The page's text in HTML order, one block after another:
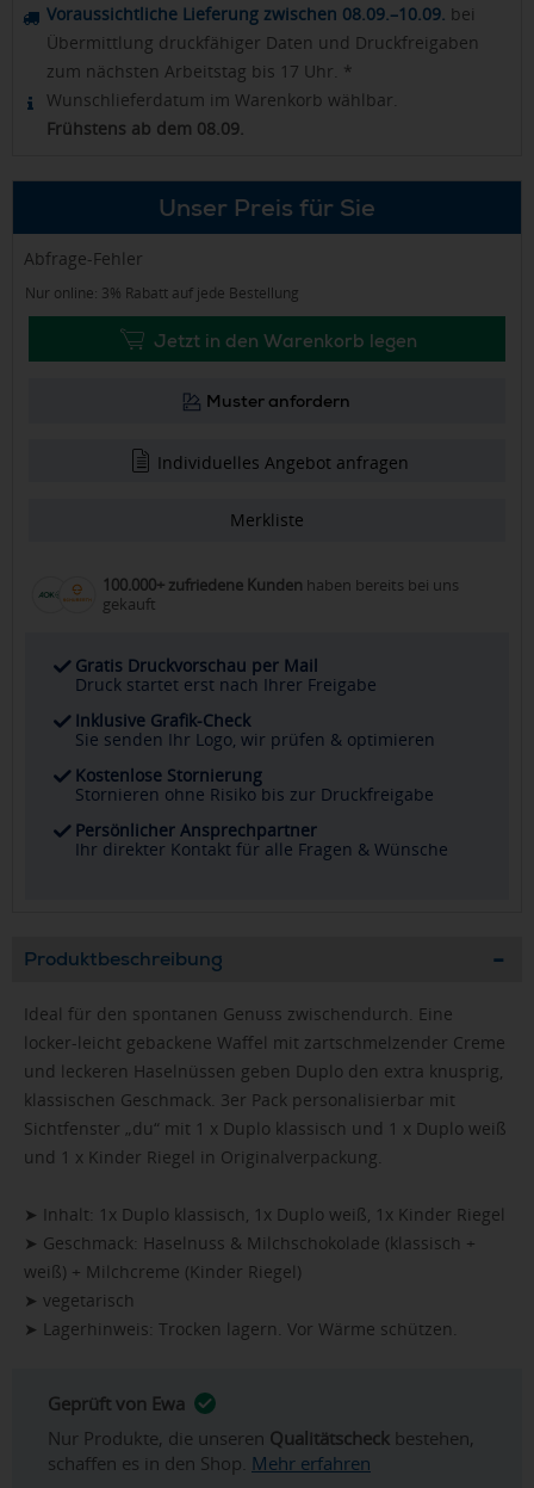
Voraussichtliche Lieferung zwischen 08.09.–10.09. bei
Übermittlung druckfähiger Daten und Druckfreigaben
zum nächsten Arbeitstag bis 17 Uhr. *
Wunschlieferdatum im Warenkorb wählbar.
Frühstens ab dem 08.09.
Unser Preis für Sie
Abfrage-Fehler
Nur online: 3% Rabatt auf jede Bestellung
Jetzt in den Warenkorb legen
Muster anfordern
Individuelles Angebot anfragen
Merkliste
100.000+ zufriedene Kunden haben bereits bei uns
gekauft
Gratis Druckvorschau per Mail
Druck startet erst nach Ihrer Freigabe
Inklusive Grafik-Check
Sie senden Ihr Logo, wir prüfen & optimieren
Kostenlose Stornierung
Stornieren ohne Risiko bis zur Druckfreigabe
Persönlicher Ansprechpartner
Ihr direkter Kontakt für alle Fragen & Wünsche
Produktbeschreibung
Ideal für den spontanen Genuss zwischendurch. Eine
locker-leicht gebackene Waffel mit zartschmelzender Creme
und leckeren Haselnüssen geben Duplo den extra knusprig,
klassischen Geschmack. 3er Pack personalisierbar mit
Sichtfenster „du“ mit 1 x Duplo klassisch und 1 x Duplo weiß
und 1 x Kinder Riegel in Originalverpackung.
➤ Inhalt: 1x Duplo klassisch, 1x Duplo weiß, 1x Kinder Riegel
➤ Geschmack: Haselnuss & Milchschokolade (klassisch +
weiß) + Milchcreme (Kinder Riegel)
➤ vegetarisch
➤ Lagerhinweis: Trocken lagern. Vor Wärme schützen.
Geprüft von Ewa
Nur Produkte, die unseren Qualitätscheck bestehen,
schaffen es in den Shop. Mehr erfahren